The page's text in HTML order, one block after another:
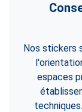
Nos stickers
espaces